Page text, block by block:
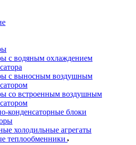
с водяным охлаждением
с выносным воздушным
со встроенным воздушным
конденсаторные блоки
холодильные агрегаты
теплообменники